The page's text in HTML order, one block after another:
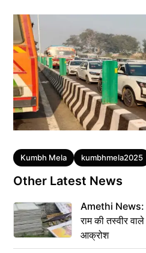
Tags
Kumbh Mela kumbhmela2025
Other Latest News
Amethi News:
राम की तस्वीर वाले
आक्रोश